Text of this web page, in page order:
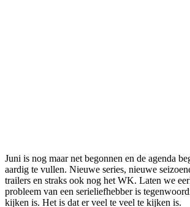
Juni is nog maar net begonnen en de agenda
aardig te vullen. Nieuwe series, nieuwe
trailers en straks ook nog het WK. Laten we
probleem van een serieliefhebber is
kijken is. Het is dat er veel te veel te kijken is.